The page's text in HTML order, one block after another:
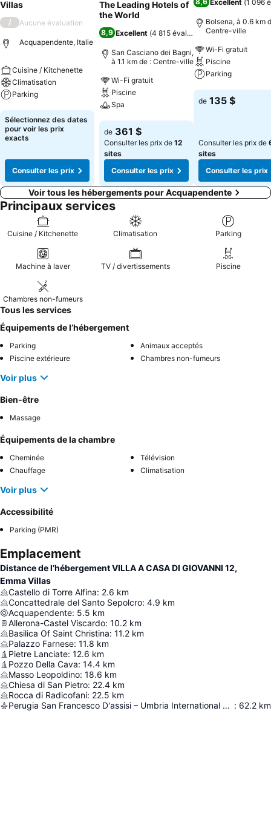
Villas
/ Aucune évaluation
Acquapendente, Italie
Cuisine / Kitchenette
Climatisation
Parking
Consulter les prix
Sélectionnez des dates
pour voir les prix
exacts
Consulter les prix
The Leading Hotels of
the World
8,9 Excellent (4 815 évaluations)
San Casciano dei Bagni,
à 1.1 km de : Centre-ville
Wi-Fi gratuit
Piscine
Spa
Consulter les prix
de 361 $
Consulter les prix de 12
sites
Consulter les prix
Excellent (1 096
Bolsena, à 0.6 km
Centre-ville
Wi-Fi gratuit
Piscine
Parking
Consulter les
de 135 $
Consulter les prix de
sites
Consulter les prix
Voir tous les hébergements pour Acquapendente
Principaux services
Cuisine / Kitchenette Climatisation Parking
Machine à laver TV / divertissements Piscine
Chambres non-fumeurs
Tous les services
Équipements de l’hébergement
Parking
Animaux acceptés
Piscine extérieure
Chambres non-fumeurs
Voir plus
Bien-être
Massage
Équipements de la chambre
Cheminée
Télévision
Chauffage
Climatisation
Voir plus
Accessibilité
Parking (PMR)
Emplacement
Distance de l’hébergement VILLA A CASA DI GIOVANNI 12,
Emma Villas
Castello di Torre Alfina: 2.6 km
Concattedrale del Santo Sepolcro: 4.9 km
Acquapendente: 5.5 km
Allerona-Castel Viscardo: 10.2 km
Basilica Of Saint Christina: 11.2 km
Palazzo Farnese: 11.8 km
Pietre Lanciate: 12.6 km
Pozzo Della Cava: 14.4 km
Masso Leopoldino: 18.6 km
Chiesa di San Pietro: 22.4 km
Rocca di Radicofani: 22.5 km
Perugia San Francesco D'assisi – Umbria International Airport : 62.2 km